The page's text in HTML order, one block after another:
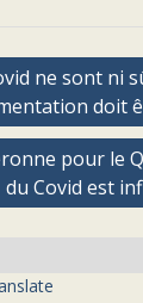
ne sont ni
doit
pour le
du Covid est